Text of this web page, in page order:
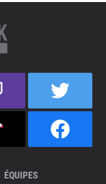
ÉQUIPES